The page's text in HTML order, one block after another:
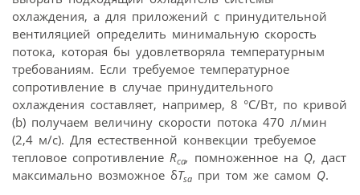
охлаждения, а для приложений с принудительной
вентиляцией определить минимальную скорость
потока, которая бы удовлетворяла температурным
требованиям. Если требуемое температурное
сопротивление в случае принудительного
охлаждения составляет, например, 8 °C/Вт, по кривой
(b) получаем величину скорости потока 470 л/мин
(2,4 м/с). Для естественной конвекции требуемое
тепловое сопротивление Rca, помноженное на Q, даст
максимально возможное δTsa при том же самом Q.